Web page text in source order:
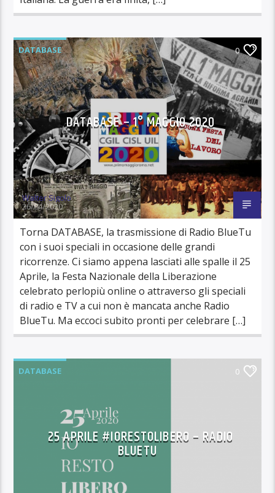
DATABASE 0
DATABASE – 1° MAGGIO 2020
Walter Sigolo
26/04/2020
Torna DATABASE, la trasmissione di Radio BlueTu
con i suoi speciali in occasione delle grandi
ricorrenze. Ci siamo appena lasciati alle spalle il 25
Aprile, la Festa Nazionale della Liberazione
celebrato perlopiù online o attraverso gli speciali
di radio e TV a cui non è mancata anche Radio
BlueTu. Ma eccoci subito pronti per celebrare […]
DATABASE 0
25 APRILE #IORESTOLIBERO – RADIO
BLUETU